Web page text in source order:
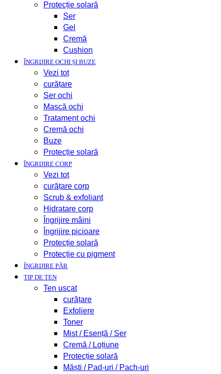
Protecție solară
Ser
Gel
Cremă
Cushion
ÎNGRIJIRE OCHI ȘI BUZE
Vezi tot
curățare
Ser ochi
Mască ochi
Tratament ochi
Cremă ochi
Buze
Protecție solară
ÎNGRIJIRE CORP
Vezi tot
curățare corp
Scrub & exfoliant
Hidratare corp
Îngrijire mâini
Îngrijire picioare
Protecție solară
Protecție cu pigment
ÎNGRIJIRE PĂR
TIP DE TEN
Ten uscat
curățare
Exfoliere
Toner
Mist / Esență / Ser
Cremă / Loțiune
Protecție solară
Măști / Pad-uri / Pach-uri